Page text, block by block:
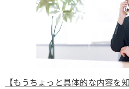
【もうちょっと具体的な内容を